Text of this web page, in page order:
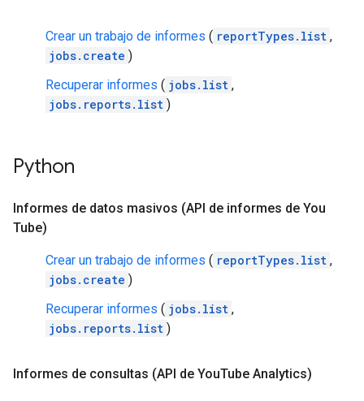
Crear un trabajo de informes ( reportTypes.list ,
jobs.create )
Recuperar informes ( jobs.list ,
jobs.reports.list )
Python
Informes de datos masivos (API de informes de You
Tube)
Crear un trabajo de informes ( reportTypes.list ,
jobs.create )
Recuperar informes ( jobs.list ,
jobs.reports.list )
Informes de consultas (API de YouTube Analytics)